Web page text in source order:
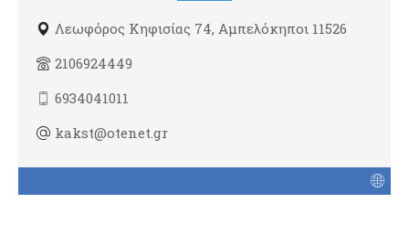
Εξωσωματική Γονιμοποίηση
Ρομποτική Γυναικολογία
Σεξολόγοι
Λεωφόρος Κηφισίας 74, Αμπελόκηποι 11526
2106924449
6934041011
kakst@otenet.gr